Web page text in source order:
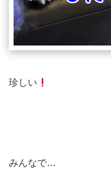
珍しい
みんなで…